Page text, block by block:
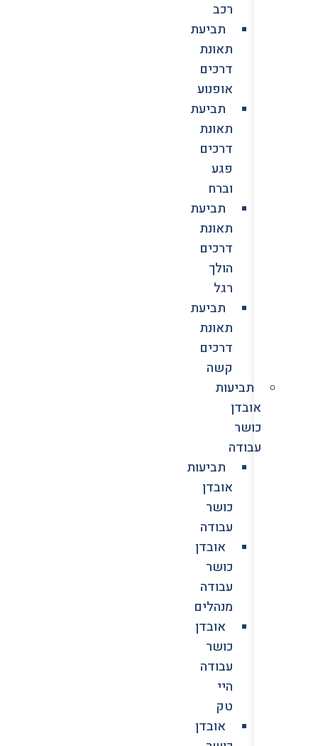
רכב
תביעת
תאונת
דרכים
אופנוע
תביעת
תאונת
דרכים
פגע
וברח
תביעת
תאונת
דרכים
הולך
רגל
תביעת
תאונת
דרכים
קשה
תביעות
אובדן
כושר
עבודה
תביעות
אובדן
כושר
עבודה
אובדן
כושר
עבודה
מנהלים
אובדן
כושר
עבודה
היי
טק
אובדן